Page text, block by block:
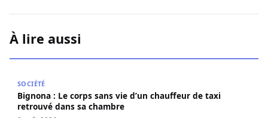
À lire aussi
SOCIÉTÉ
Bignona : Le corps sans vie d’un chauffeur de taxi
retrouvé dans sa chambre